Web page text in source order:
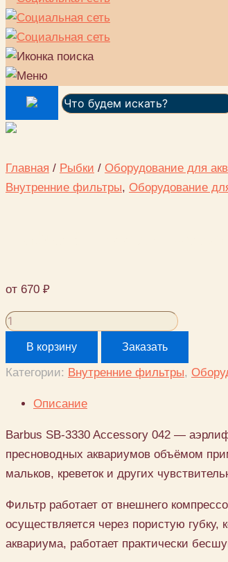
Поиск:
Главная / Рыбки / Оборудование для
Внутренние фильтры, Оборудование
от 670 ₽
Количество
товара
SB-
042
В корзину Заказать
Категории: Внутренние фильтры,
Описание
Barbus SB-3330 Accessory 042 —
пресноводных аквариумов объёмом
мальков, креветок и других
Фильтр работает от внешнего
осуществляется через пористую губку,
аквариума, работает практически